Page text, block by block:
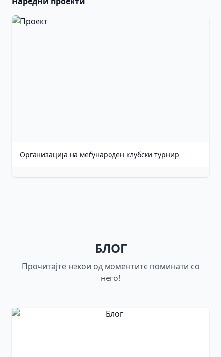
Организација на меѓународен клубски турнир
БЛОГ
Прочитајте некои од моментите поминати со
него!